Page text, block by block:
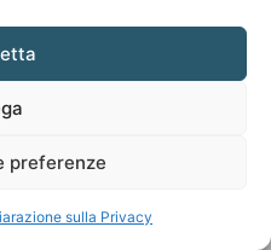
preferenze
sulla Privacy